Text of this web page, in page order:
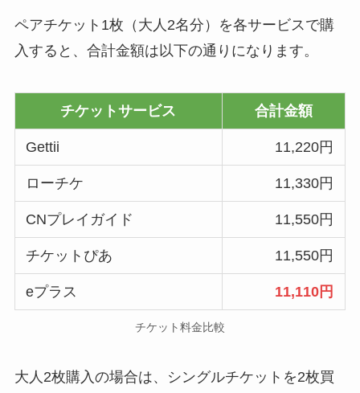
ペアチケット1枚（大人2名分）を各サービスで購
入すると、合計金額は以下の通りになります。
チケットサービス 合計金額
Gettii 11,220円
ローチケ 11,330円
CNプレイガイド 11,550円
チケットぴあ 11,550円
eプラス 11,110円
チケット料金比較
大人2枚購入の場合は、シングルチケットを2枚買